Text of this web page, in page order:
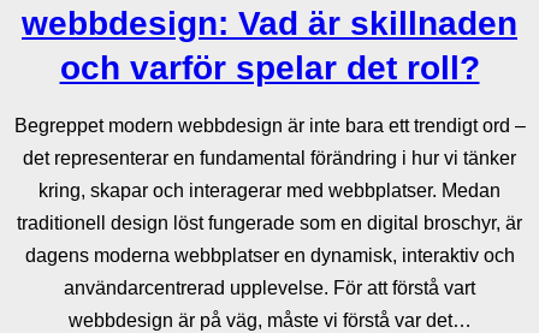
webbdesign: Vad är skillnaden
och varför spelar det roll?
Begreppet modern webbdesign är inte bara ett trendigt ord –
det representerar en fundamental förändring i hur vi tänker
kring, skapar och interagerar med webbplatser. Medan
traditionell design löst fungerade som en digital broschyr, är
dagens moderna webbplatser en dynamisk, interaktiv och
användarcentrerad upplevelse. För att förstå vart
webbdesign är på väg, måste vi förstå var det…